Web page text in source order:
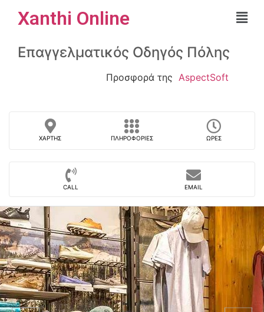
Xanthi Online
Επαγγελματικός Οδηγός Πόλης
Προσφορά της AspectSoft
ΧΆΡΤΗΣ ΠΛΗΡΟΦΟΡΊΕΣ ΏΡΕΣ
CALL EMAIL